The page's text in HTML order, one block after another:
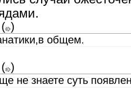
( )
общем.
( )
не знаете суть